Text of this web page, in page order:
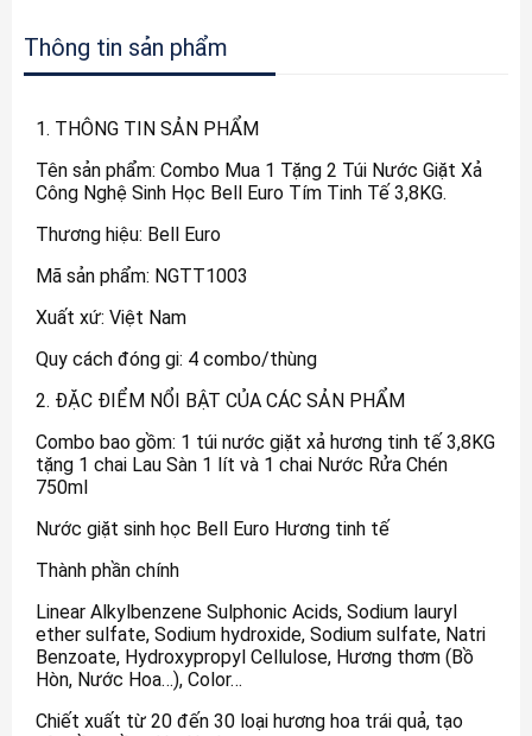
Thông tin sản phẩm
1. THÔNG TIN SẢN PHẨM
Tên sản phẩm: Combo Mua 1 Tặng 2 Túi Nước Giặt Xả
Công Nghệ Sinh Học Bell Euro Tím Tinh Tế 3,8KG.
Thương hiệu: Bell Euro
Mã sản phẩm: NGTT1003
Xuất xứ: Việt Nam
Quy cách đóng gi: 4 combo/thùng
2. ĐẶC ĐIỂM NỔI BẬT CỦA CÁC SẢN PHẨM
Combo bao gồm: 1 túi nước giặt xả hương tinh tế 3,8KG
tặng 1 chai Lau Sàn 1 lít và 1 chai Nước Rửa Chén
750ml
Nước giặt sinh học Bell Euro Hương tinh tế
Thành phần chính
Linear Alkylbenzene Sulphonic Acids, Sodium lauryl
ether sulfate, Sodium hydroxide, Sodium sulfate, Natri
Benzoate, Hydroxypropyl Cellulose, Hương thơm (Bồ
Hòn, Nước Hoa…), Color…
Chiết xuất từ 20 đến 30 loại hương hoa trái quả, tạo